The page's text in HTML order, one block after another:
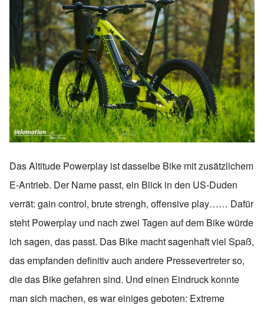
Das Altitude Powerplay ist dasselbe Bike mit zusätzlichem
E-Antrieb. Der Name passt, ein Blick in den US-Duden
verrät: gain control, brute strengh, offensive play…… Dafür
steht Powerplay und nach zwei Tagen auf dem Bike würde
ich sagen, das passt. Das Bike macht sagenhaft viel Spaß,
das empfanden definitiv auch andere Pressevertreter so,
die das Bike gefahren sind. Und einen Eindruck konnte
man sich machen, es war einiges geboten: Extreme